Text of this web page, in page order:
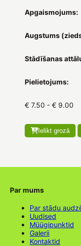
Apgaismojums:
Augstums
Stādīšanas
Pielietojums:
€ 7.50 - € 9.00
Ielikt grozā
Par mums
Par stādu
Uudised
Müügipunktid
Galerii
Kontaktid